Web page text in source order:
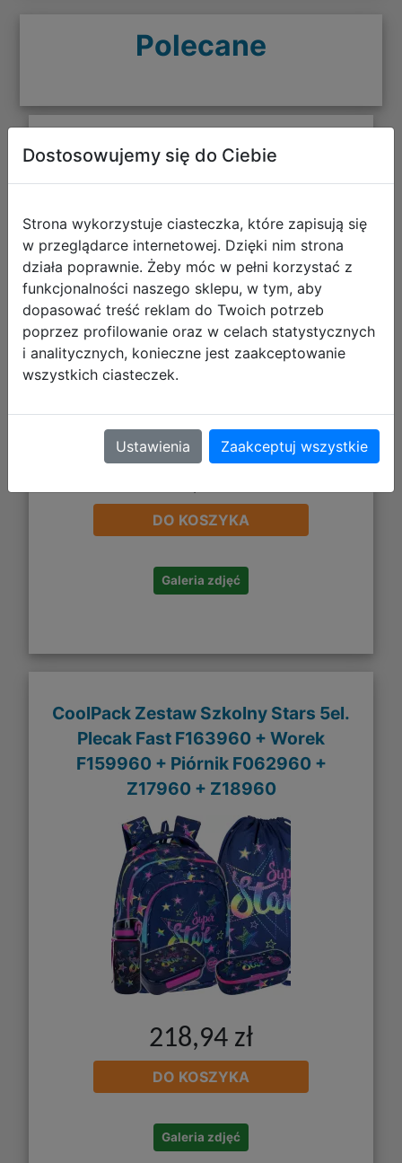
Polecane
CoolPack Zestaw Szkolny Stars 5el.
Plecak Fast F163960 + Worek
Z17960 + Z18960
DO KOSZYKA
Galeria zdjęć
CoolPack Zestaw Szkolny Stars 5el.
Plecak Fast F163960 + Worek
F159960 + Piórnik F062960 +
Z17960 + Z18960
218,94 zł
DO KOSZYKA
Galeria zdjęć
Dostosowujemy się do Ciebie
Strona wykorzystuje ciasteczka, które zapisują się
w przeglądarce internetowej. Dzięki nim strona
działa poprawnie. Żeby móc w pełni korzystać z
funkcjonalności naszego sklepu, w tym, aby
dopasować treść reklam do Twoich potrzeb
poprzez profilowanie oraz w celach statystycznych
i analitycznych, konieczne jest zaakceptowanie
wszystkich ciasteczek.
Ustawienia Zaakceptuj wszystkie